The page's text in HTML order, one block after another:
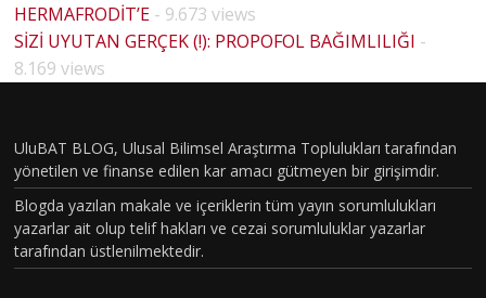
HERMAFRODİT’E - 9.673 views
SİZİ UYUTAN GERÇEK (!): PROPOFOL BAĞIMLILIĞI -
8.169 views
UluBAT BLOG, Ulusal Bilimsel Araştırma Toplulukları tarafından
yönetilen ve finanse edilen kar amacı gütmeyen bir girişimdir.
Blogda yazılan makale ve içeriklerin tüm yayın sorumlulukları
yazarlar ait olup telif hakları ve cezai sorumluluklar yazarlar
tarafından üstlenilmektedir.